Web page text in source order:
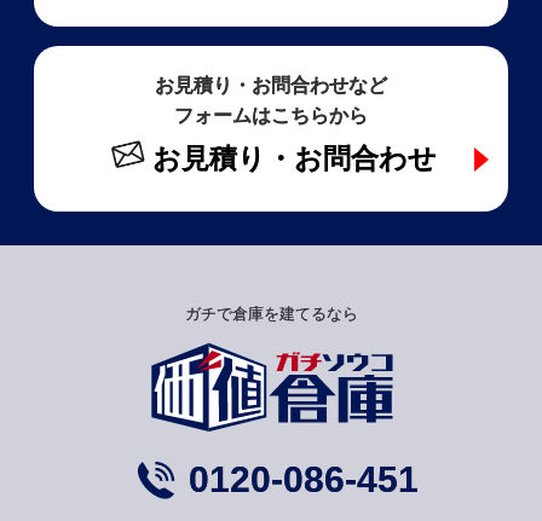
お見積り・お問合わせなど
フォームはこちらから
お見積り・お問合わせ
ガチで倉庫を建てるなら
0120-086-451